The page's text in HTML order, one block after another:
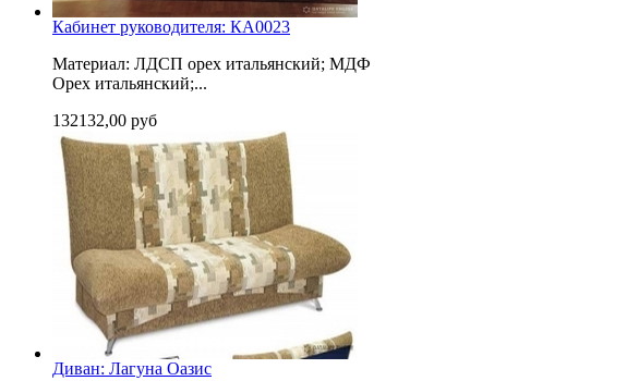
Кабинет руководителя: КА0023
Материал: ЛДСП орех итальянский; МДФ
Орех итальянский;...
132132,00 руб
Диван: Лагуна Оазис